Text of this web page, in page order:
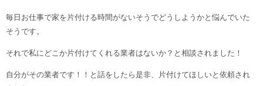
毎日お仕事で家を片付ける時間がないそうでどうしようかと悩んでいた
そうです。
それで私にどこか片付けてくれる業者はないか？と相談されました！
自分がその業者です！！と話をしたら是非、片付けてほしいと依頼され